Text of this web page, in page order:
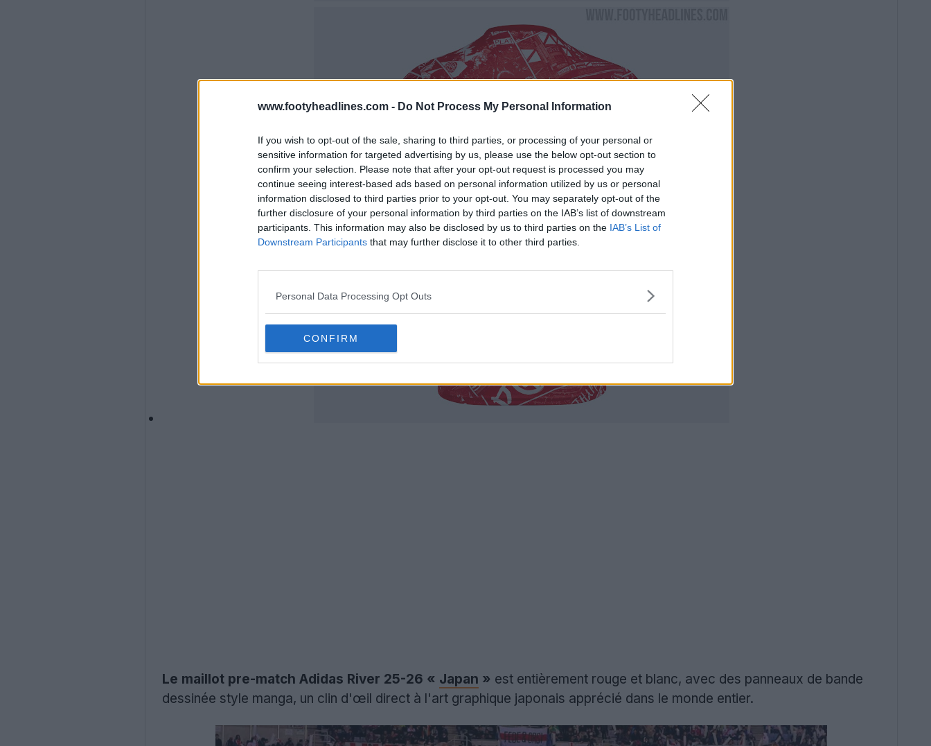
www.footyheadlines.com - Do Not Process My Personal Information
If you wish to opt-out of the sale, sharing to third parties, or processing of your personal or
sensitive information for targeted advertising by us, please use the below opt-out section to
confirm your selection. Please note that after your opt-out request is processed you may
continue seeing interest-based ads based on personal information utilized by us or personal
information disclosed to third parties prior to your opt-out. You may separately opt-out of the
further disclosure of your personal information by third parties on the IAB’s list of downstream
participants. This information may also be disclosed by us to third parties on the IAB’s List of
Downstream Participants that may further disclose it to other third parties.
Personal Data Processing Opt Outs
CONFIRM
Le maillot pre-match Adidas River 25-26 « Japan » est entièrement rouge et blanc, avec des panneaux de bande
dessinée style manga, un clin d'œil direct à l'art graphique japonais apprécié dans le monde entier.